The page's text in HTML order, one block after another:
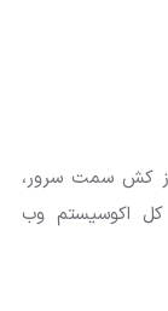
کش سمت سرور،
اکوسیستم وب